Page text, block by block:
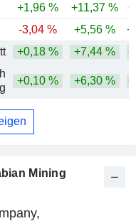
Mining
+1,96 % +11,37 %
-3,04 % +5,56 %
+0,18 % +7,44 %
+0,10 % +6,30 %